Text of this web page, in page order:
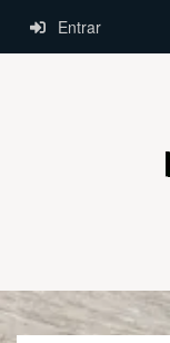
Entrar